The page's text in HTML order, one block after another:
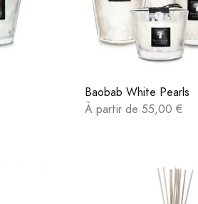
Baobab White Pearls
À partir de 55,00 €